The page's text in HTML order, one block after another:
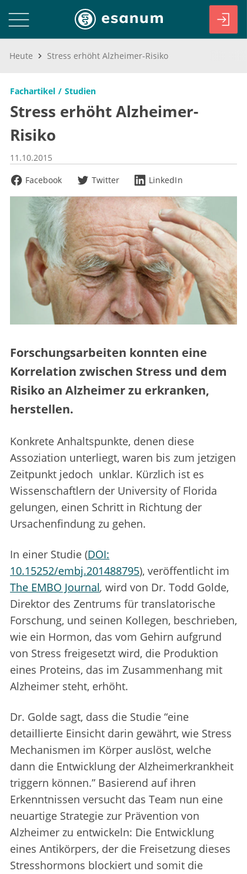
Heute Stress erhöht Alzheimer-Risiko
Fachartikel Studien
Stress erhöht Alzheimer-
Risiko
11.10.2015
Facebook
Twitter LinkedIn
Forschungsarbeiten konnten eine
Korrelation zwischen Stress und dem
Risiko an Alzheimer zu erkranken,
herstellen.
Konkrete Anhaltspunkte, denen diese
Assoziation unterliegt, waren bis zum jetzigen
Zeitpunkt jedoch unklar. Kürzlich ist es
Wissenschaftlern der University of Florida
gelungen, einen Schritt in Richtung der
Ursachenfindung zu gehen.
In einer Studie (DOI:
10.15252/embj.201488795), veröffentlicht im
The EMBO Journal, wird von Dr. Todd Golde,
Direktor des Zentrums für translatorische
Forschung, und seinen Kollegen, beschrieben,
wie ein Hormon, das vom Gehirn aufgrund
von Stress freigesetzt wird, die Produktion
eines Proteins, das im Zusammenhang mit
Alzheimer steht, erhöht.
Dr. Golde sagt, dass die Studie “eine
detaillierte Einsicht darin gewährt, wie Stress
Mechanismen im Körper auslöst, welche
dann die Entwicklung der Alzheimerkrankheit
triggern können.” Basierend auf ihren
Erkenntnissen versucht das Team nun eine
neuartige Strategie zur Prävention von
Alzheimer zu entwickeln: Die Entwicklung
eines Antikörpers, der die Freisetzung dieses
Stresshormons blockiert und somit die